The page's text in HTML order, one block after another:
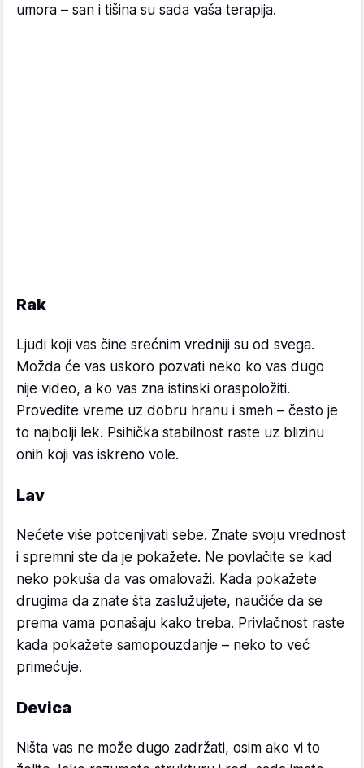
umora – san i tišina su sada vaša terapija.
Rak
Ljudi koji vas čine srećnim vredniji su od svega.
Možda će vas uskoro pozvati neko ko vas dugo
nije video, a ko vas zna istinski oraspoložiti.
Provedite vreme uz dobru hranu i smeh – često je
to najbolji lek. Psihička stabilnost raste uz blizinu
onih koji vas iskreno vole.
Lav
Nećete više potcenjivati sebe. Znate svoju vrednost
i spremni ste da je pokažete. Ne povlačite se kad
neko pokuša da vas omalovaži. Kada pokažete
drugima da znate šta zaslužujete, naučiće da se
prema vama ponašaju kako treba. Privlačnost raste
kada pokažete samopouzdanje – neko to već
primećuje.
Devica
Ništa vas ne može dugo zadržati, osim ako vi to